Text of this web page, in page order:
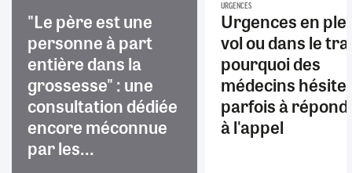
"Le père est une
personne à part
entière dans la
grossesse" : une
consultation dédiée
encore méconnue
par les...
URGENCES
Urgences en
vol ou dans le
pourquoi des
médecins
parfois à
à l'appel